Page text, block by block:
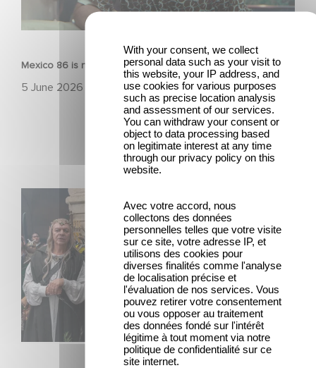
Mexico 86 is now streaming on Netflix
5 June 2026
FILM
Game Master : Éric Judor’s new comedy
With your consent, we collect
personal data such as your visit to
this website, your IP address, and
use cookies for various purposes
such as precise location analysis
and assessment of our services.
You can withdraw your consent or
object to data processing based
on legitimate interest at any time
through our privacy policy on this
website.
Avec votre accord, nous
collectons des données
personnelles telles que votre visite
sur ce site, votre adresse IP, et
utilisons des cookies pour
diverses finalités comme l'analyse
de localisation précise et
l'évaluation de nos services. Vous
pouvez retirer votre consentement
ou vous opposer au traitement
des données fondé sur l'intérêt
légitime à tout moment via notre
politique de confidentialité sur ce
site internet.